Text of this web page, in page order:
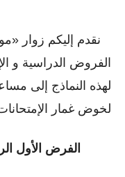
نقدم إليكم زوار
الفروض الدراسية و
لهذه النماذج إلى
لخوض غمار
الفرض الأول